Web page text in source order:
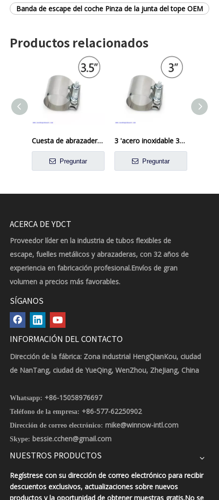
Banda de escape del coche Pinza de la junta del tope OEM
Productos relacionados
Cuesta de abrazadera de banda plana de 3,5 'pulgada Ciotación de acero inoxidable
Preguntar
3 'acero inoxidable 304 BUNT BUNTANT BAND ALCAJE COPUNA
Preguntar
ACERCA DE YDCT
Proveedor líder en la industria de tubos flexibles de
escape, fuelles metálicos y abrazaderas, con 32 años de
experiencia en fabricación profesional.Envíos de gran
volumen a precios más favorables.
SÍGANOS
INFORMACIÓN DEL CONTACTO
Dirección de la fábrica: Zona industrial HengQianKou, ciudad
de NanTang, ciudad de YueQing, WenZhou, ZheJiang, China
Whatsapp: +86-15058976697
Teléfono de la empresa: +86-577-62250902
Dirección de correo electrónico: mike@winnow-intl.com
Skype: bessie.cchen@gmail.com
NUESTROS PRODUCTOS
Regístrese con su dirección de correo electrónico para recibir
descuentos exclusivos, actualizaciones sobre nuevos
productos y la oportunidad de obtener muestras gratis.No se